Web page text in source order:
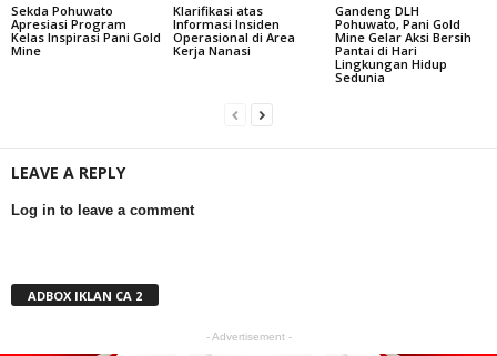
Sekda Pohuwato
Apresiasi Program
Kelas Inspirasi Pani Gold
Mine
Klarifikasi atas
Informasi Insiden
Operasional di Area
Kerja Nanasi
Gandeng DLH
Pohuwato, Pani Gold
Mine Gelar Aksi Bersih
Pantai di Hari
Lingkungan Hidup
Sedunia
LEAVE A REPLY
Log in to leave a comment
ADBOX IKLAN CA 2
- Advertisement -